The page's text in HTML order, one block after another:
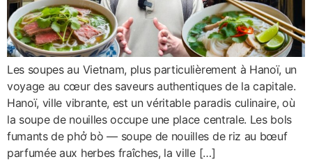
Les soupes au Vietnam, plus particulièrement à Hanoï, un
voyage au cœur des saveurs authentiques de la capitale.
Hanoï, ville vibrante, est un véritable paradis culinaire, où
la soupe de nouilles occupe une place centrale. Les bols
fumants de phở bò — soupe de nouilles de riz au bœuf
parfumée aux herbes fraîches, la ville […]